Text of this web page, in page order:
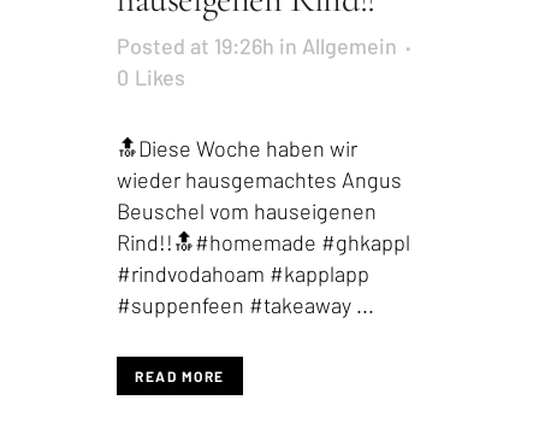
Posted at 19:26h in Allgemein
0 Likes
🔝Diese Woche haben wir
wieder hausgemachtes Angus
Beuschel vom hauseigenen
Rind!!🔝#homemade #ghkappl
#rindvodahoam #kapplapp
#suppenfeen #takeaway ...
READ MORE